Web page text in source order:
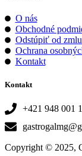
O nás
Obchodné
Odstúpiť od
Ochrana
Kontakt
Kontakt
+421 948 001
Copyright © 2025,